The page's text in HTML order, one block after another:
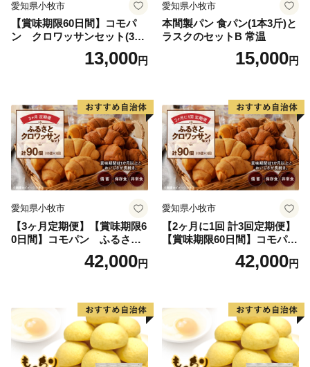
愛知県小牧市
【賞味期限60日間】コモパ
ン クロワッサンセット(30
個入り)／災害用備蓄 保存食
非常食 防災グッズにも
13,000円
愛知県小牧市
本間製パン 食パン(1本3斤)と
ラスクのセットB 常温
15,000円
愛知県小牧市
【3ヶ月定期便】【賞味期限6
0日間】コモパン ふるさと
クロワッサンセット（計90
個）／災害用備蓄 保存食 非
42,000円
愛知県小牧市
【2ヶ月に1回 計3回定期便】
【賞味期限60日間】コモパ
ン ふるさとクロワッサンセ
ット（計90個）／災害用備蓄
42,000円